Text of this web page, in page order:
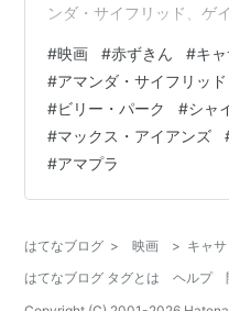
ンダ・サイフリッド、ゲ
アイアンズ、ヴァージニ
ス他。2011年に上映され
press.moviewalker.jp 以
画.com） 「トワイライト
ウィック監督が、グリム
描く。美しい大人の女…
#映画 #赤ずきん #キ
#アマンダ・サイフリッド
#ビリー・パーク #シャ
#マックス・アイアンズ
#アマプラ
はてなブログ > 映画 > キャ
はてなブログ タグとは
ヘルプ